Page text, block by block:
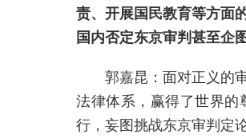
责、开展国民教育等方面
国内否定东京审判甚至企
郭嘉昆：面对正义的
法律体系，赢得了世界的
行，妄图挑战东京审判定